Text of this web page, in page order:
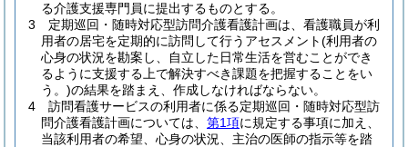
る介護支援専門員に提出するものとする。
3
定期巡回・随時対応型訪問介護看護計画は、看護職員が利
用者の居宅を定期的に訪問して行うアセスメント(利用者の
心身の状況を勘案し、自立した日常生活を営むことができ
るように支援する上で解決すべき課題を把握することをい
う。)の結果を踏まえ、作成しなければならない。
4
訪問看護サービスの利用者に係る定期巡回・随時対応型訪
問介護看護計画については、 第1項に規定する事項に加え、
当該利用者の希望、心身の状況、主治の医師の指示等を踏